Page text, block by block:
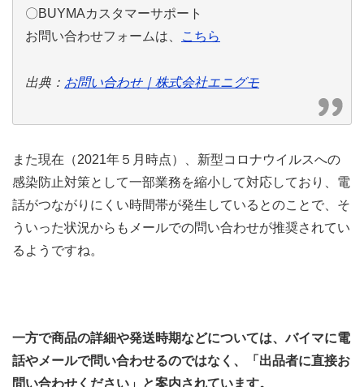
〇BUYMAカスタマーサポート
お問い合わせフォームは、
こちら
出典： お問い合わせ｜株式会社エニグモ
また現在（2021年５月時点）、新型コロナウイルスへの
感染防止対策として一部業務を縮小して対応しており、電
話がつながりにくい時間帯が発生しているとのことで、そ
ういった状況からもメールでの問い合わせが推奨されてい
るようですね。
一方で商品の詳細や発送時期などについては、バイマに電
話やメールで問い合わせるのではなく、「出品者に直接お
問い合わせください」と案内されています。